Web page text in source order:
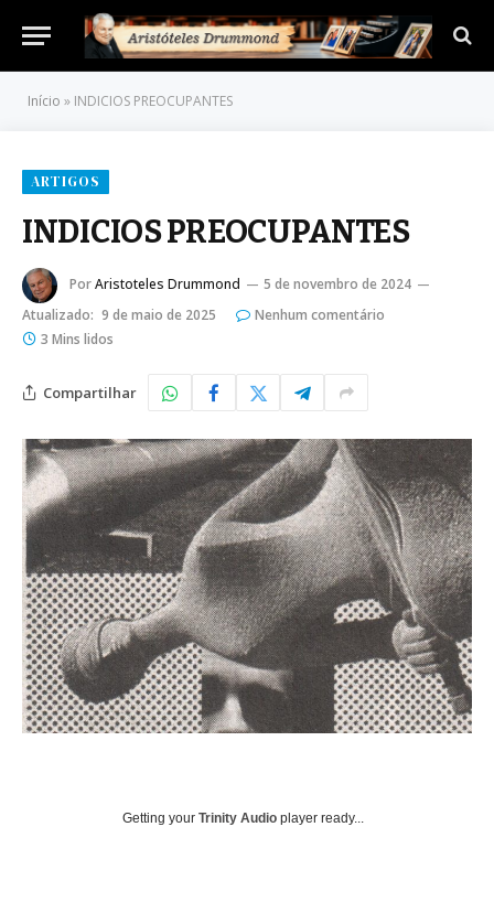
Início » INDICIOS PREOCUPANTES
ARTIGOS
INDICIOS PREOCUPANTES
PorAristoteles Drummond
5 de novembro de 2024
Atualizado: 9 de maio de 2025
Nenhum comentário
3 Mins lidos
Compartilhar
Getting your Trinity Audio player ready...